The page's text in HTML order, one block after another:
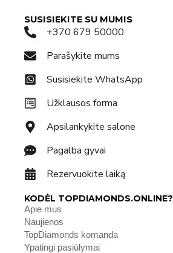
SUSISIEKITE SU MUMIS
+370 679 50000
Parašykite mums
Susisiekite WhatsApp
Užklausos forma
Apsilankykite salone
Pagalba gyvai
Rezervuokite laiką
KODĖL TOPDIAMONDS.ONLINE?
Apie mus
Naujienos
TopDiamonds komanda
Ypatingi pasiūlymai